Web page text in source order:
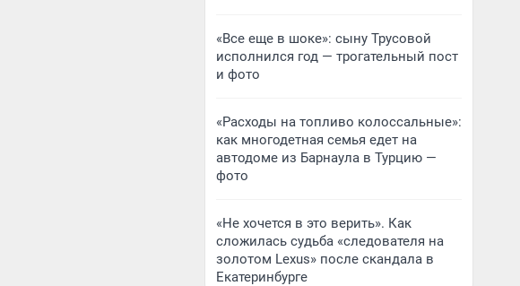
«Все еще в шоке»: сыну Трусовой
исполнился год — трогательный пост
и фото
«Расходы на топливо колоссальные»:
как многодетная семья едет на
автодоме из Барнаула в Турцию —
фото
«Не хочется в это верить». Как
сложилась судьба «следователя на
золотом Lexus» после скандала в
Екатеринбурге